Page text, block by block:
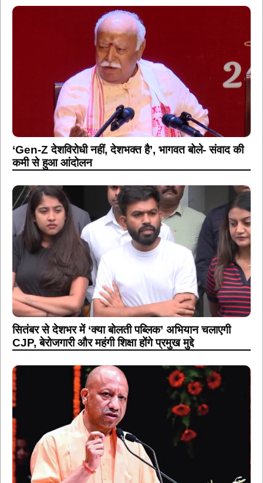
‘Gen-Z देशविरोधी नहीं, देशभक्त है’, भागवत बोले- संवाद की
कमी से हुआ आंदोलन
सितंबर से देशभर में ‘क्या बोलती पब्लिक’ अभियान चलाएगी
CJP, बेरोजगारी और महंगी शिक्षा होंगे प्रमुख मुद्दे